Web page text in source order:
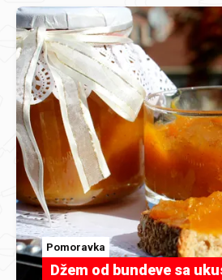
Pomoravka
Džem od bundeve sa